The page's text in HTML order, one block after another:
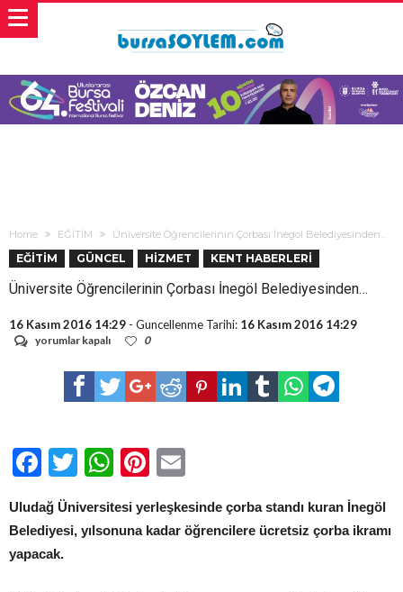
Home EĞİTİM Üniversite Öğrencilerinin Çorbası İnegöl Belediyesinden…
EĞİTİM GÜNCEL HİZMET KENT HABERLERİ
Üniversite Öğrencilerinin Çorbası İnegöl Belediyesinden…
16 Kasım 2016 14:29 - Guncellenme Tarihi: 16 Kasım 2016 14:29
Üniversite
Çorbası
Belediyesinden…
yorumlar kapalı 0
Facebook
TwitterWhatsApp
Pinterest
Uludağ Üniversitesi yerleşkesinde çorba standı kuran İnegöl
Belediyesi, yılsonuna kadar öğrencilere ücretsiz çorba ikramı
yapacak.